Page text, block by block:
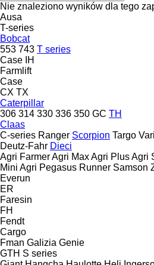
Nie znaleziono wyników dla tego
Ausa
T-series
Bobcat
553 743 T series
Case IH
Farmlift
Case
CX TX
Caterpillar
306 314 330 336 350 GC TH
Claas
C-series Ranger Scorpion Targo
Deutz-Fahr Dieci
Agri FarmerAgri MaxAgri PlusAgri
Mini Agri Pegasus Runner Samson
Everun
ER
Faresin
FH
Fendt
Cargo
Fman Galizia Genie
GTH S series